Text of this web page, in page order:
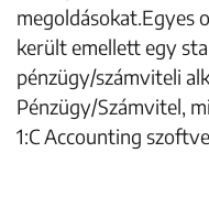
megoldásokat.Egyes
került emellett egy
pénzügy/számviteli
Pénzügy/Számvitel,
1:C Accounting